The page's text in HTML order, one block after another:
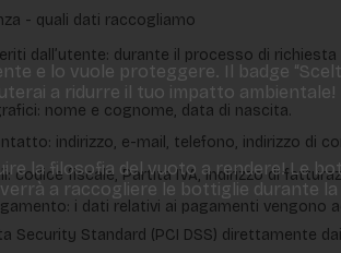
e lo vuole proteggere. Il badge
a ridurre il tuo impatto ambientale!
la filosofia del vuoto a rendere! Le
a raccogliere le bottiglie durante
- quali dati raccogliamo
dall’utente: durante il processo di
nome e cognome, data di nascita.
indirizzo, e-mail, telefono, indirizzo di
codice fiscale, Partita IVA, indirizzo di
i dati relativi ai pagamenti
Security Standard (PCI DSS) direttamente